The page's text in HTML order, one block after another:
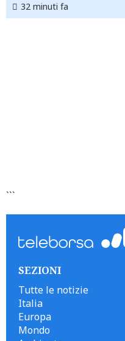
32 minuti fa
```
SEZIONI
Tutte le notizie
Italia
Europa
Mondo